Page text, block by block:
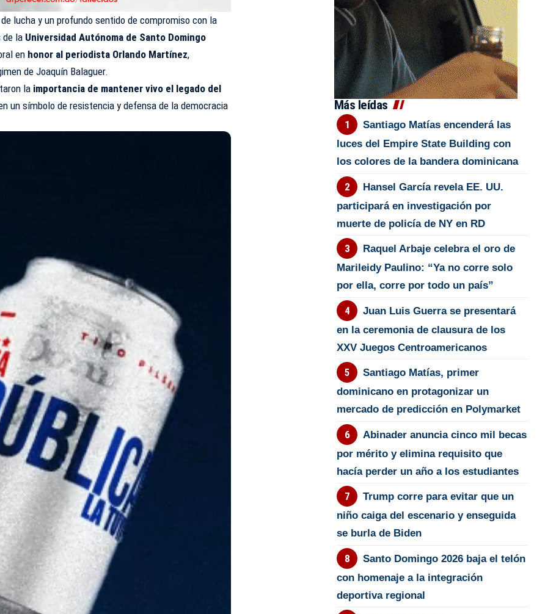
lucha y un profundo sentido de compromiso con la
de la Universidad Autónoma de Santo Domingo
en honor al periodista Orlando Martínez,
de Joaquín Balaguer.
la importancia de mantener vivo el legado del
un símbolo de resistencia y defensa de la democracia
Más leídas
Santiago Matías encenderá las
luces del Empire State Building con
los colores de la bandera dominicana
Hansel García revela EE. UU.
participará en investigación por
muerte de policía de NY en RD
Raquel Arbaje celebra el oro de
Marileidy Paulino: “Ya no corre solo
por ella, corre por todo un país”
Juan Luis Guerra se presentará
en la ceremonia de clausura de los
XXV Juegos Centroamericanos
Santiago Matías, primer
dominicano en protagonizar un
mercado de predicción en Polymarket
Abinader anuncia cinco mil becas
por mérito y elimina requisito que
hacía perder un año a los estudiantes
Trump corre para evitar que un
niño caiga del escenario y enseguida
se burla de Biden
Santo Domingo 2026 baja el telón
con homenaje a la integración
deportiva regional